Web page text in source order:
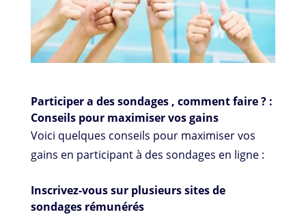
Participer a des sondages , comment faire ? :
Conseils pour maximiser vos gains
Voici quelques conseils pour maximiser vos
gains en participant à des sondages en ligne :
Inscrivez-vous sur plusieurs sites de
sondages rémunérés